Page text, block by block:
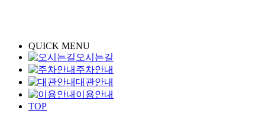
QUICK MENU
오시는길
주차안내
대관안내
이용안내
TOP